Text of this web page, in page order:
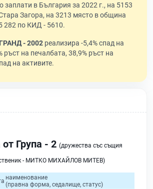
заплати в България за 2022 г., на 5153
Загора, на 3213 място в община
282 по КИД - 5610.
- 2002 реализира -5,4% спад на
ръст на печалбата, 38,9% ръст на
на активите.
Група - 2 (дружества със същия
- МИТКО МИХАЙЛОВ МИТЕВ)
наименование
(правна форма, седалище, статус)